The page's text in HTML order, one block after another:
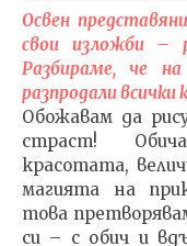
Освен
свои изложби –
Разбираме, че
разпродали всички
Обожавам да
страст!
красотата,
магията на
това
си – с обич и